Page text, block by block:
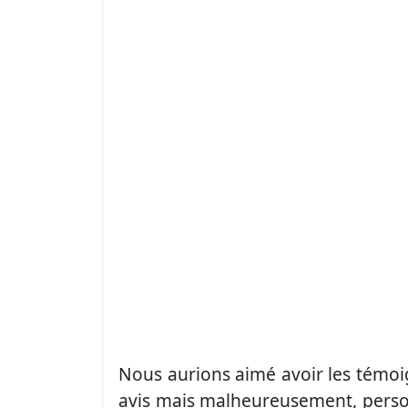
Nous aurions aimé avoir les
avis mais malheureusement,